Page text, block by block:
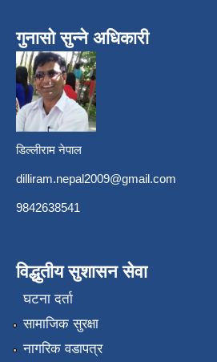
गुनासो सुन्ने अधिकारी
डिल्लीराम नेपाल
dilliram.nepal2009@gmail.com
9842638541
विद्धुतीय सुशासन सेवा
घटना दर्ता
सामाजिक सुरक्षा
नागरिक वडापत्र